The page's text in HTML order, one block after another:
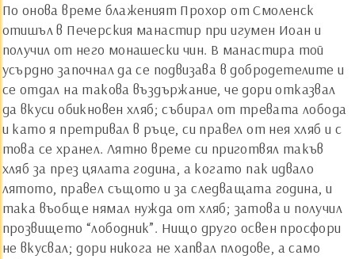
По онова време блаженият Прохор от Смоленск
отишъл в Печерския манастир при игумен Иоан и
получил от него монашески чин. В манастира той
усърдно започнал да се подвизава в добродетелите и
се отдал на такова въздържание, че дори отказвал
да вкуси обикновен хляб; събирал от тревата лобода
и като я претривал в ръце, си правел от нея хляб и с
това се хранел. Лятно време си приготвял такъв
хляб за през цялата година, а когато пак идвало
лятото, правел същото и за следващата година, и
така въобще нямал нужда от хляб; затова и получил
прозвището “лободник”. Нищо друго освен просфори
не вкусвал; дори никога не хапвал плодове, а само